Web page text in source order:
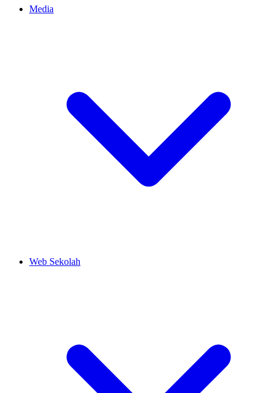
Media
Web Sekolah